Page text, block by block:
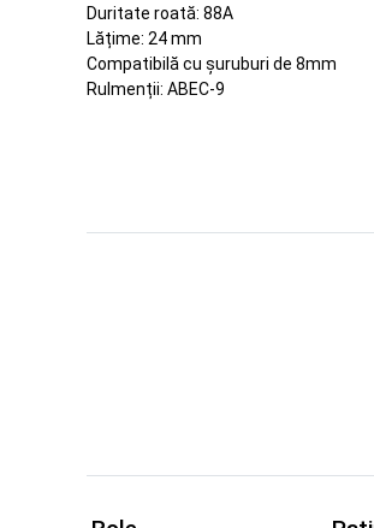
Duritate roată: 88A
Lățime: 24 mm
Compatibilă cu șuruburi de 8mm
Rulmenții: ABEC-9